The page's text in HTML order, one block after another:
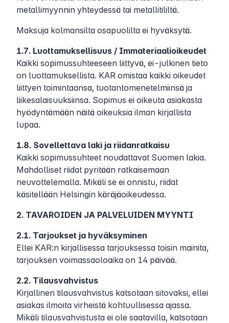
metallimyynnin yhteydessä tai metallitililtä.
Maksuja kolmansilta osapuolilta ei hyväksytä.
1.7. Luottamuksellisuus / Immateriaalioikeudet
Kaikki sopimussuhteeseen liittyvä, ei-julkinen tieto
on luottamuksellista. KAR omistaa kaikki oikeudet
liittyen toimintaansa, tuotantomenetelmiinsä ja
liikesalaisuuksiinsa. Sopimus ei oikeuta asiakasta
hyödyntämään näitä oikeuksia ilman kirjallista
lupaa.
1.8. Sovellettava laki ja riidanratkaisu
Kaikki sopimussuhteet noudattavat Suomen lakia.
Mahdolliset riidat pyritään ratkaisemaan
neuvottelemalla. Mikäli se ei onnistu, riidat
käsitellään Helsingin käräjäoikeudessa.
2. TAVAROIDEN JA PALVELUIDEN MYYNTI
2.1. Tarjoukset ja hyväksyminen
Ellei KAR:n kirjallisessa tarjouksessa toisin mainita,
tarjouksen voimassaoloaika on 14 päivää.
2.2. Tilausvahvistus
Kirjallinen tilausvahvistus katsotaan sitovaksi, ellei
asiakas ilmoita virheistä kohtuullisessa ajassa.
Mikäli tilausvahvistusta ei ole saatavilla, katsotaan